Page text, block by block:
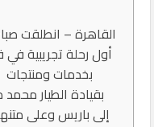
القاهرة – انطلقت
أول رحلة تجريبية في
بخدمات ومنتجات
بقيادة الطيار